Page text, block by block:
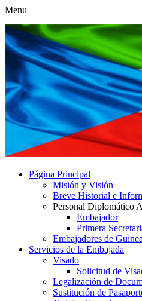
Menu
Página Principal
Misión y Visión
Breve Historial e
Personal Diplomático
Embajador
Primera
Embajadores de
Servicios de la Embajada
Visado
Solicitud de
Legalización de
Sustitución de